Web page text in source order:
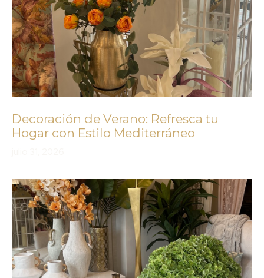
Decoración de Verano: Refresca tu
Hogar con Estilo Mediterráneo